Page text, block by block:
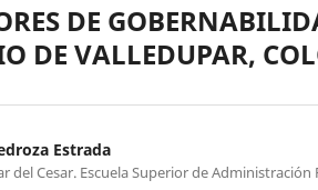
DE
DE VALLEDUPAR,
Estrada
del Cesar. Escuela Superior de Administración